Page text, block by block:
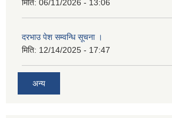
मिति: 06/11/2026 - 13:06
दरभाउ पेश सम्वन्धि सूचना ।
मिति: 12/14/2025 - 17:47
अन्य